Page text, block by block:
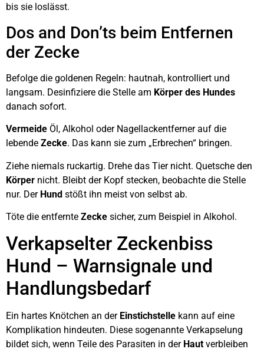
bis sie loslässt.
Dos and Don’ts beim Entfernen
der Zecke
Befolge die goldenen Regeln: hautnah, kontrolliert und
langsam. Desinfiziere die Stelle am Körper des Hundes
danach sofort.
Vermeide Öl, Alkohol oder Nagellackentferner auf die
lebende Zecke. Das kann sie zum „Erbrechen“ bringen.
Ziehe niemals ruckartig. Drehe das Tier nicht. Quetsche den
Körper nicht. Bleibt der Kopf stecken, beobachte die Stelle
nur. Der Hund stößt ihn meist von selbst ab.
Töte die entfernte Zecke sicher, zum Beispiel in Alkohol.
Verkapselter Zeckenbiss
Hund – Warnsignale und
Handlungsbedarf
Ein hartes Knötchen an der Einstichstelle kann auf eine
Komplikation hindeuten. Diese sogenannte Verkapselung
bildet sich, wenn Teile des Parasiten in der Haut verbleiben